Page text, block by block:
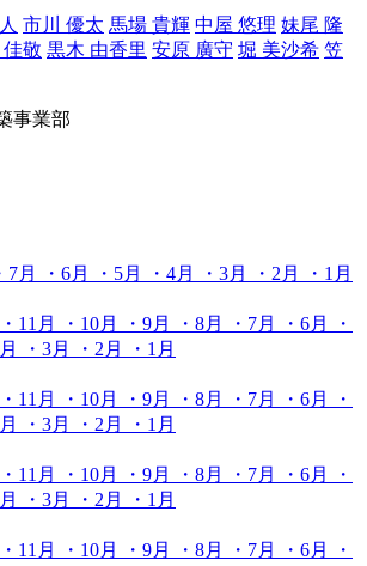
市川 優太 馬場 貴輝 中屋 悠理 妹尾 隆
敬 黒木 由香里 安原 廣守 堀 美沙希 笠
事業部
7月 ・6月 ・5月 ・4月 ・3月 ・2月
・1月
・11月 ・10月 ・9月 ・8月 ・7月 ・6月
・
・3月 ・2月
・1月
・11月 ・10月 ・9月 ・8月 ・7月 ・6月
・
・3月 ・2月
・1月
・11月 ・10月 ・9月 ・8月 ・7月 ・6月
・
・3月 ・2月
・1月
・11月 ・10月 ・9月 ・8月 ・7月 ・6月
・